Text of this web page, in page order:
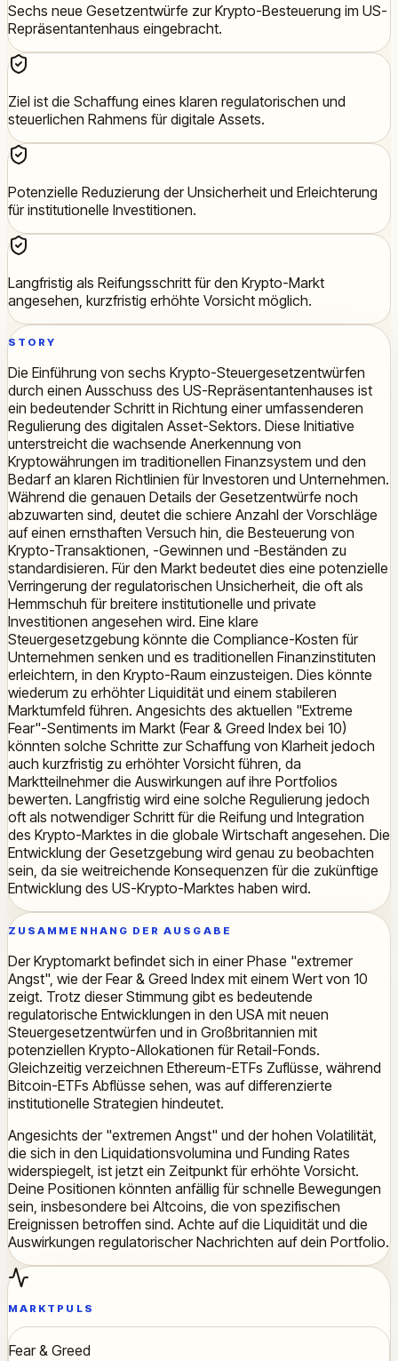
Sechs neue Gesetzentwürfe zur Krypto-Besteuerung im US-
Repräsentantenhaus eingebracht.
Ziel ist die Schaffung eines klaren regulatorischen und
steuerlichen Rahmens für digitale Assets.
Potenzielle Reduzierung der Unsicherheit und Erleichterung
für institutionelle Investitionen.
Langfristig als Reifungsschritt für den Krypto-Markt
angesehen, kurzfristig erhöhte Vorsicht möglich.
STORY
Die Einführung von sechs Krypto-Steuergesetzentwürfen
durch einen Ausschuss des US-Repräsentantenhauses ist
ein bedeutender Schritt in Richtung einer umfassenderen
Regulierung des digitalen Asset-Sektors. Diese Initiative
unterstreicht die wachsende Anerkennung von
Kryptowährungen im traditionellen Finanzsystem und den
Bedarf an klaren Richtlinien für Investoren und Unternehmen.
Während die genauen Details der Gesetzentwürfe noch
abzuwarten sind, deutet die schiere Anzahl der Vorschläge
auf einen ernsthaften Versuch hin, die Besteuerung von
Krypto-Transaktionen, -Gewinnen und -Beständen zu
standardisieren. Für den Markt bedeutet dies eine potenzielle
Verringerung der regulatorischen Unsicherheit, die oft als
Hemmschuh für breitere institutionelle und private
Investitionen angesehen wird. Eine klare
Steuergesetzgebung könnte die Compliance-Kosten für
Unternehmen senken und es traditionellen Finanzinstituten
erleichtern, in den Krypto-Raum einzusteigen. Dies könnte
wiederum zu erhöhter Liquidität und einem stabileren
Marktumfeld führen. Angesichts des aktuellen "Extreme
Fear"-Sentiments im Markt (Fear & Greed Index bei 10)
könnten solche Schritte zur Schaffung von Klarheit jedoch
auch kurzfristig zu erhöhter Vorsicht führen, da
Marktteilnehmer die Auswirkungen auf ihre Portfolios
bewerten. Langfristig wird eine solche Regulierung jedoch
oft als notwendiger Schritt für die Reifung und Integration
des Krypto-Marktes in die globale Wirtschaft angesehen. Die
Entwicklung der Gesetzgebung wird genau zu beobachten
sein, da sie weitreichende Konsequenzen für die zukünftige
Entwicklung des US-Krypto-Marktes haben wird.
ZUSAMMENHANG DER AUSGABE
Der Kryptomarkt befindet sich in einer Phase "extremer
Angst", wie der Fear & Greed Index mit einem Wert von 10
zeigt. Trotz dieser Stimmung gibt es bedeutende
regulatorische Entwicklungen in den USA mit neuen
Steuergesetzentwürfen und in Großbritannien mit
potenziellen Krypto-Allokationen für Retail-Fonds.
Gleichzeitig verzeichnen Ethereum-ETFs Zuflüsse, während
Bitcoin-ETFs Abflüsse sehen, was auf differenzierte
institutionelle Strategien hindeutet.
Angesichts der "extremen Angst" und der hohen Volatilität,
die sich in den Liquidationsvolumina und Funding Rates
widerspiegelt, ist jetzt ein Zeitpunkt für erhöhte Vorsicht.
Deine Positionen könnten anfällig für schnelle Bewegungen
sein, insbesondere bei Altcoins, die von spezifischen
Ereignissen betroffen sind. Achte auf die Liquidität und die
Auswirkungen regulatorischer Nachrichten auf dein Portfolio.
MARKTPULS
Fear & Greed